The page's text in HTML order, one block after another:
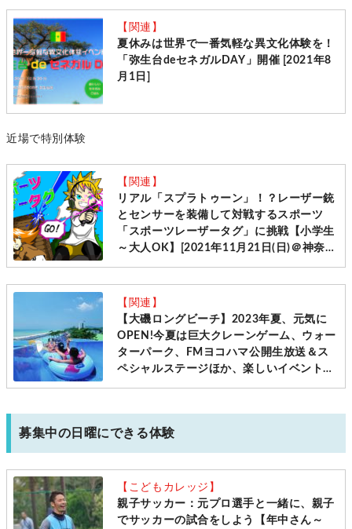
【関連】
夏休みは世界で一番気軽な異文化体験を！
「弥生台deセネガルDAY」開催 [2021年8
月1日]
近場で特別体験
【関連】
リアル「スプラトゥーン」！？レーザー銃
とセンサーを装備して対戦するスポーツ
「スポーツレーザータグ」に挑戦【小学生
～大人OK】[2021年11月21日(日)＠神奈川
県松田町]
【関連】
【大磯ロングビーチ】2023年夏、元気に
OPEN!今夏は巨大クレーンゲーム、ウォー
ターパーク、FMヨコハマ公開生放送＆ス
ペシャルステージほか、楽しいイベント盛
募集中の日曜にできる体験
【こどもカレッジ】
親子サッカー：元プロ選手と一緒に、親子
でサッカーの試合をしよう【年中さん～